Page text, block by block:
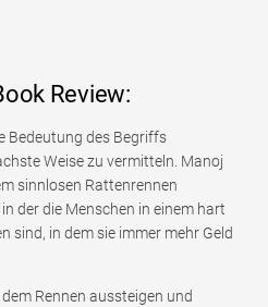
Review:
Bedeutung des Begriffs
Weise zu vermitteln. Manoj
sinnlosen Rattenrennen
der die Menschen in einem hart
sind, in dem sie immer mehr Geld
Rennen aussteigen und